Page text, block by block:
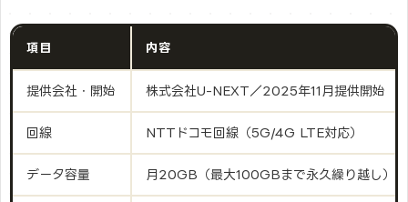
項目 内容
提供会社・開始 株式会社U-NEXT／2025年11月提供開始
回線 NTTドコモ回線（5G/4G LTE対応）
データ容量 月20GB（最大100GBまで永久繰り越し）